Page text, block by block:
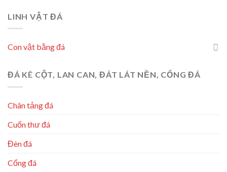
LINH VẬT ĐÁ
Con vật bằng đá
ĐÁ KÊ CỘT, LAN CAN, ĐÁT LÁT NỀN, CỔNG ĐÁ
Chân tảng đá
Cuốn thư đá
Đèn đá
Cổng đá